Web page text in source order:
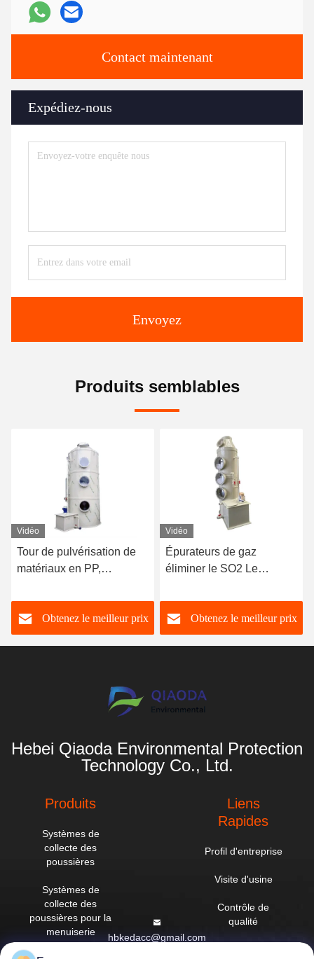
Contact maintenant
Expédiez-nous
Envoyez
Produits semblables
Vidéo
Tour de pulvérisation de
matériaux en PP,
l'extraction, tour
d'absorption de gaz
résiduels
Obtenez le meilleur prix
Vidéo
Épurateurs de gaz
éliminer le SO2 Le
gaz d'échappement de la
tour Co2Obtenez le meilleur prix
Hebei Qiaoda Environmental Protection
Technology Co., Ltd.
Produits
Systèmes de
collecte des
poussières
Systèmes de
collecte des
poussières pour la
menuiserie
hbkedacc@gmail.com
Liens
Rapides
Profil d'entreprise
Visite d'usine
Contrôle de
qualité